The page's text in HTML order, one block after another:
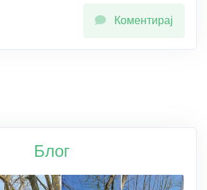
Коментирај
Блог